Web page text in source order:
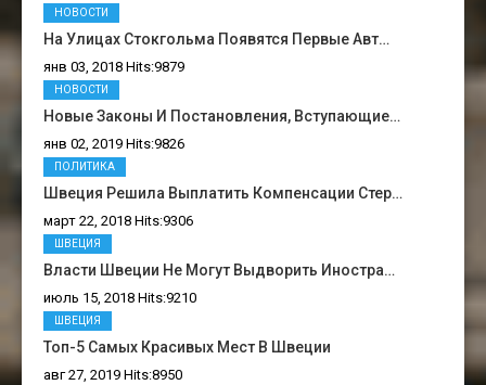
На Улицах Стокгольма Появятся Первые Авт…
янв 03, 2018 Hits:9879
НОВОСТИ
Новые Законы И Постановления, Вступающие…
янв 02, 2019 Hits:9826
НОВОСТИ
Швеция Решила Выплатить Компенсации Стер…
март 22, 2018 Hits:9306
ПОЛИТИКА
Власти Швеции Не Могут Выдворить Иностра…
июль 15, 2018 Hits:9210
ШВЕЦИЯ
Топ-5 Самых Красивых Мест В Швеции
авг 27, 2019 Hits:8950
ШВЕЦИЯ